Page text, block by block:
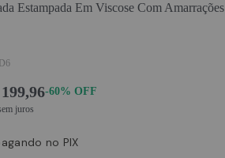
Estampada Em Viscose Com Amarrações
-60% OFF
juros
no PIX